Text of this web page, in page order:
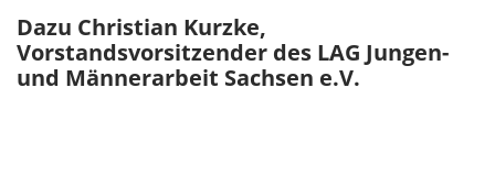
Dazu Christian Kurzke,
Vorstandsvorsitzender des LAG Jungen-
und Männerarbeit Sachsen e.V.